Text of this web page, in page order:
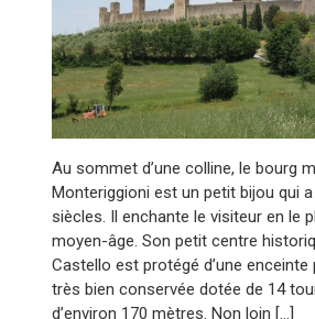
Au sommet d’une colline, le bourg
Monteriggioni est un petit bijou qui
siècles. Il enchante le visiteur en le
moyen-âge. Son petit centre
Castello est protégé d’une enceinte
très bien conservée dotée de 14
d’environ 170 mètres. Non loin […]